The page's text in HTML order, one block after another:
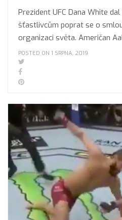
Prezident UFC Dana White
šťastlivcům poprat se o
organizaci světa. Američan
POSTED ON 1 SRPNA, 2019